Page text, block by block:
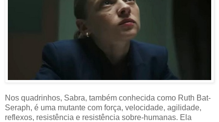
Nos quadrinhos, Sabra, também conhecida como Ruth Bat-
Seraph, é uma mutante com força, velocidade, agilidade,
reflexos, resistência e resistência sobre-humanas. Ela